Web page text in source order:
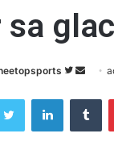
sa
S
v
v
o